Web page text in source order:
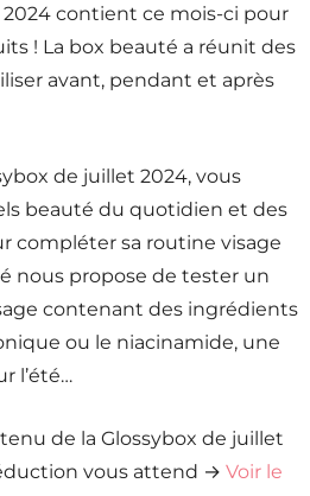
2024 contient ce mois-ci pour
! La box beauté a réunit des
avant, pendant et après
de juillet 2024, vous
beauté du quotidien et des
compléter sa routine visage
nous propose de tester un
contenant des ingrédients
ou le niacinamide, une
l’été…
de la Glossybox de juillet
vous attend → Voir le